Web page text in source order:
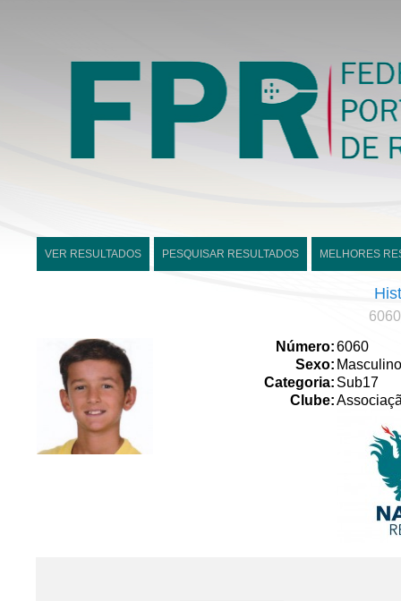
VER RESULTADOS PESQUISAR RESULTADOS MELHORES
Número:6060
Sexo: Masculino
Categoria: Sub17
Clube: